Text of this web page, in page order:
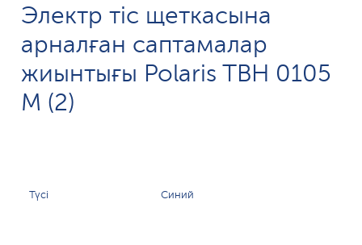
Электр тіс щеткасына
арналған саптамалар
жиынтығы Polaris TBH 0105
M (2)
Түсі Синий